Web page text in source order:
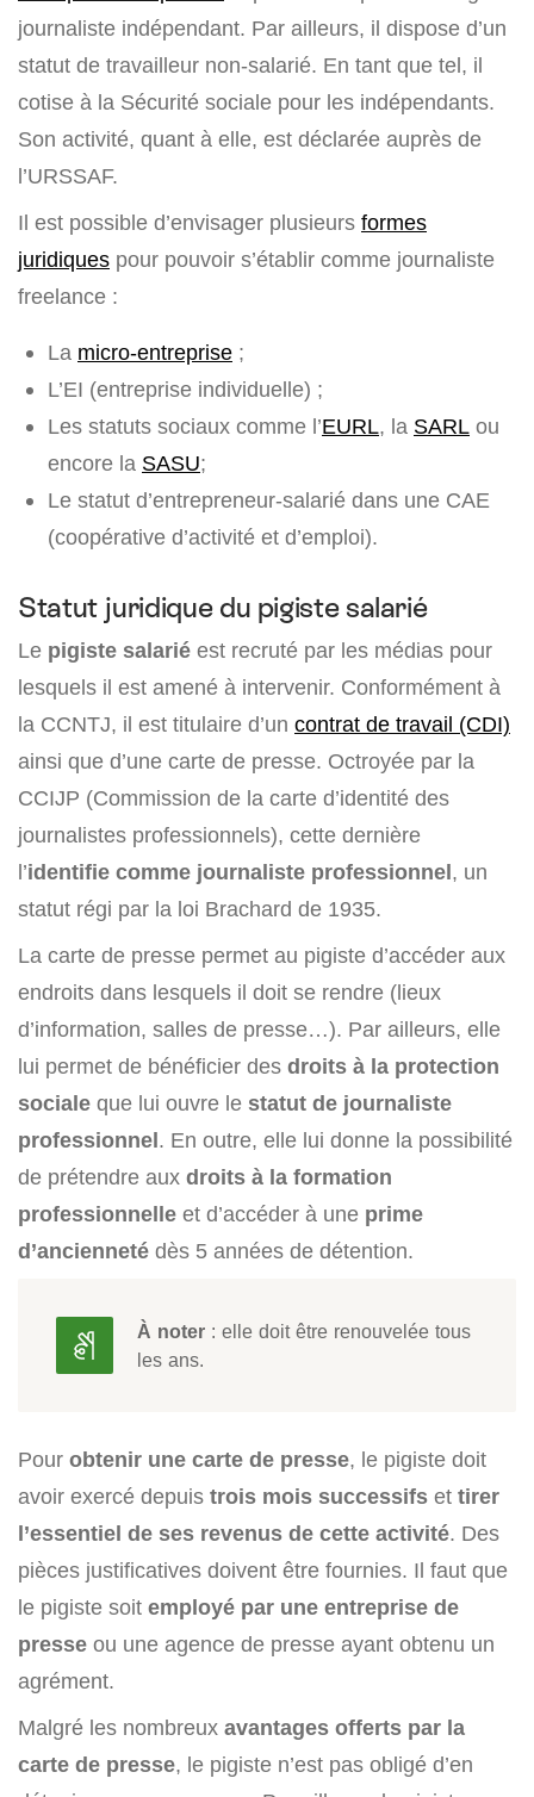
journaliste indépendant. Par ailleurs, il dispose d’un
statut de travailleur non-salarié. En tant que tel, il
cotise à la Sécurité sociale pour les indépendants.
Son activité, quant à elle, est déclarée auprès de
l’URSSAF.
Il est possible d’envisager plusieurs formes
juridiques pour pouvoir s’établir comme journaliste
freelance :
La micro-entreprise ;
L’EI (entreprise individuelle) ;
Les statuts sociaux comme l’EURL, la SARL ou
encore la SASU;
Le statut d’entrepreneur-salarié dans une CAE
(coopérative d’activité et d’emploi).
Statut juridique du pigiste salarié
Le pigiste salarié est recruté par les médias pour
lesquels il est amené à intervenir. Conformément à
la CCNTJ, il est titulaire d’un contrat de travail (CDI)
ainsi que d’une carte de presse. Octroyée par la
CCIJP (Commission de la carte d’identité des
journalistes professionnels), cette dernière
l’identifie comme journaliste professionnel, un
statut régi par la loi Brachard de 1935.
La carte de presse permet au pigiste d’accéder aux
endroits dans lesquels il doit se rendre (lieux
d’information, salles de presse…). Par ailleurs, elle
lui permet de bénéficier des droits à la protection
sociale que lui ouvre le statut de journaliste
professionnel. En outre, elle lui donne la possibilité
de prétendre aux droits à la formation
professionnelle et d’accéder à une prime
d’ancienneté dès 5 années de détention.
À noter : elle doit être renouvelée tous
les ans.
Pour obtenir une carte de presse, le pigiste doit
avoir exercé depuis trois mois successifs et tirer
l’essentiel de ses revenus de cette activité. Des
pièces justificatives doivent être fournies. Il faut que
le pigiste soit employé par une entreprise de
presse ou une agence de presse ayant obtenu un
agrément.
Malgré les nombreux avantages offerts par la
carte de presse, le pigiste n’est pas obligé d’en